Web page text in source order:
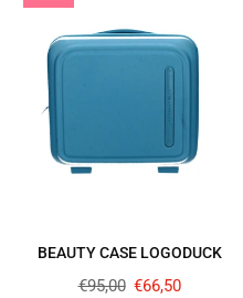
BEAUTY CASE LOGODUCK
Prezzo
€95,00 €66,50